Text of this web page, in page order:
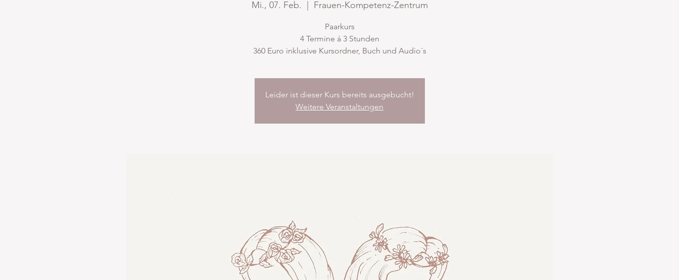
Mi., 07. Feb. Frauen-Kompetenz-Zentrum
Paarkurs
4 Termine á 3 Stunden
360 Euro inklusive Kursordner, Buch und Audio´s
Leider ist dieser Kurs bereits ausgebucht!
Weitere Veranstaltungen